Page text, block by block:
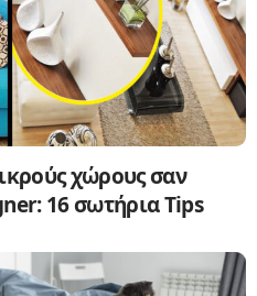
χώρους σαν
16 σωτήρια Tips